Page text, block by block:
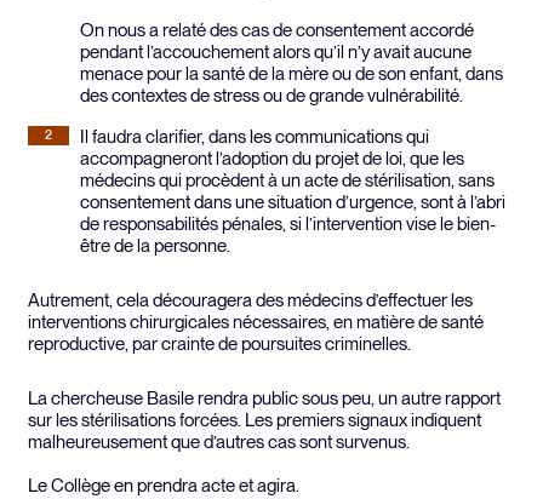
On nous a relaté des cas de consentement accordé
pendant l’accouchement alors qu’il n’y avait aucune
menace pour la santé de la mère ou de son enfant, dans
des contextes de stress ou de grande vulnérabilité.
Il faudra clarifier, dans les communications qui
accompagneront l’adoption du projet de loi, que les
médecins qui procèdent à un acte de stérilisation, sans
consentement dans une situation d’urgence, sont à l’abri
de responsabilités pénales, si l’intervention vise le bien-
être de la personne.
Autrement, cela découragera des médecins d’effectuer les
interventions chirurgicales nécessaires, en matière de santé
reproductive, par crainte de poursuites criminelles.
La chercheuse Basile rendra public sous peu, un autre rapport
sur les stérilisations forcées. Les premiers signaux indiquent
malheureusement que d’autres cas sont survenus.
Le Collège en prendra acte et agira.